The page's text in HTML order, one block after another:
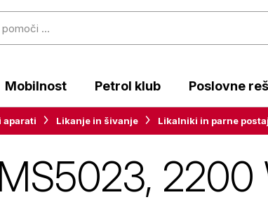
Mobilnost Petrol klub Poslovne
aparati Likanje in šivanje Likalniki in parne
2200